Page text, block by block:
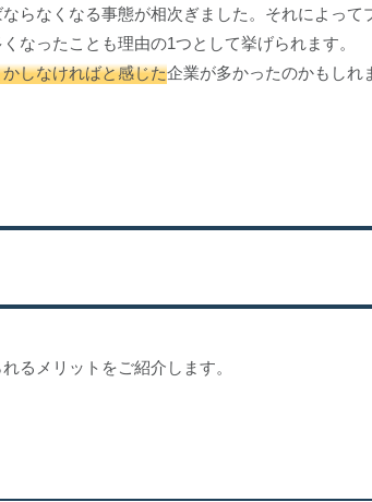
らなくなる事態が相次ぎました。それによって
なったことも理由の1つとして挙げられます。
しなければと感じた企業が多かったのかもしれ
るメリットをご紹介します。